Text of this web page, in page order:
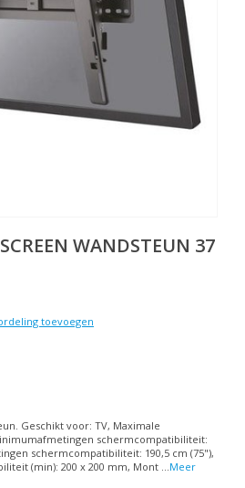
WANDSTEUN 37
toevoegen
Geschikt voor: TV, Maximale
schermcompatibiliteit:
schermcompatibiliteit: 190,5 cm (75"),
(min): 200 x 200 mm, Mont ...Meer